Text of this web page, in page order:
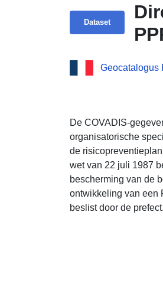
Dataset
Geocatalogus
De COVADIS-
organisatorische
de
wet van 22 juli 1987
bescherming van de
ontwikkeling van een
beslist door de prefect.